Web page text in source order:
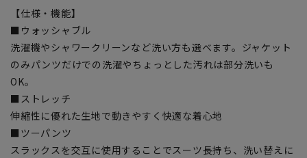
【仕様・機能】
■ウォッシャブル
洗濯機やシャワークリーンなど洗い方も選べます。ジャケット
のみパンツだけでの洗濯やちょっとした汚れは部分洗いも
OK。
■ストレッチ
伸縮性に優れた生地で動きやすく快適な着心地
■ツーパンツ
スラックスを交互に使用することでスーツ長持ち、洗い替えに